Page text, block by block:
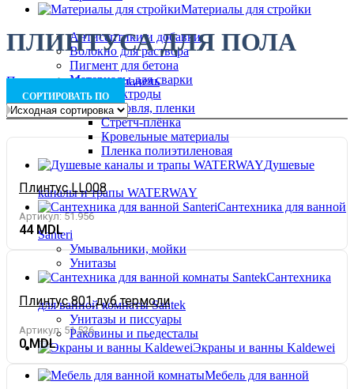
Материалы для стройки
Антисептики и добавки
Волокно для раствора
Пигмент для бетона
Материалы для сварки
Электроды
Мягкая кровля, пленки
Стретч-плёнка
Кровельные материалы
Пленка полиэтиленовая
Душевые
каналы и трапы WATERWAY
Сантехника для ванной
Santeri
Умывальники, мойки
Унитазы
Сантехника
для ванной комнаты Santek
Унитазы и писсуары
Раковины и пьедесталы
Экраны и ванны Kaldewei
Мебель для ванной
ПЛИНТУСА ДЛЯ ПОЛА
Показывать боковую панель
СОРТИРОВАТЬ ПО
Плинтус LL008
Артикул:51.956
44
Плинтус 801 дуб термоли
Артикул: 51.526
0